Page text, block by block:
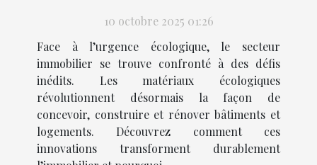
10 octobre 2025 01:26
Face à l’urgence écologique, le secteur
immobilier se trouve confronté à des défis
inédits. Les matériaux écologiques
révolutionnent désormais la façon de
concevoir, construire et rénover bâtiments et
logements. Découvrez comment ces
innovations transforment durablement